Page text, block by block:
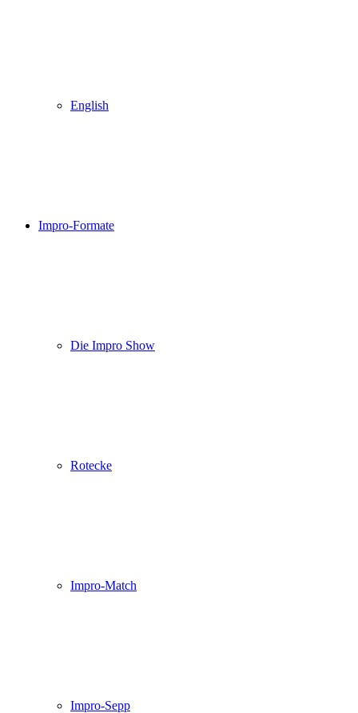
English
Impro-Formate
Die Impro Show
Rotecke
Impro-Match
Impro-Sepp